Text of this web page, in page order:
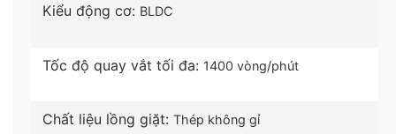
Kiểu động cơ: BLDC
Tốc độ quay vắt tối đa: 1400 vòng/phút
Chất liệu lồng giặt: Thép không gỉ